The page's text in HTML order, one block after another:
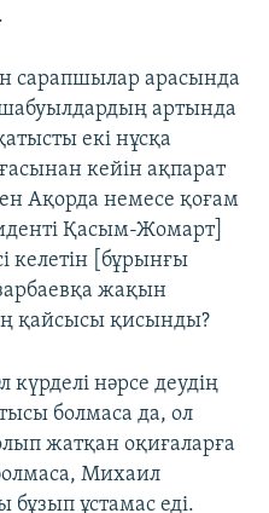
сарапшылар арасында
артында
екі нұсқа
кейін ақпарат
Ақорда немесе қоғам
Қасым-Жомарт]
келетін [бұрынғы
жақын
қайсысы қисынды?
күрделі нәрсе деудің
болмаса да, ол
жатқан оқиғаларға
Михаил
ұстамас еді.